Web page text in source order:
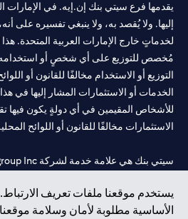
يستخدم موقعنا ملفات تعريف
الأساسية مطلوبة لأمان وسلامة
يقدمها فرع سيتي بنك إن.إيه. في الإمارات
إليها. ولا يُقصد به، ولا ينبغي تفسيره على
لخدماتٍ خارج الإمارات العربية المتحدة. هذا
مُخصص للتوزيع على أي شخصٍ أو استخدامه
التوزيع أو الاستخدام مخالفًا للقانون أو
الخدمات أو الاستثمارات المشار إليها في
للأشخاص المقيمين في أي دولةٍ يكون فيها
الاستثمارات مخالفًا للقانون أو اللوائح
سيتي بنك إن. إيه. الإمارات مسجل لدى